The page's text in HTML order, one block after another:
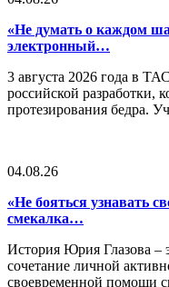
«Не думать о каждом
электронный…
3 августа 2026 года в
российской разработки,
протезирования бедра.
04.08.26
«Не бояться узнавать
смекалка…
История Юрия Глазова –
сочетание личной
своевременной помощи